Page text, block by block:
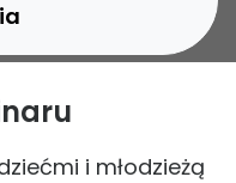
i młodzieżą